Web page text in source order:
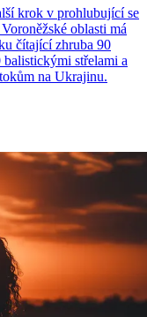
krok v prohlubující se
oblasti má
čítající zhruba 90
střelami a
na Ukrajinu.